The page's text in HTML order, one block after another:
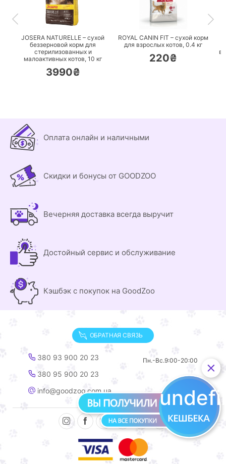
ПЕРЕЙТИ
JOSERA NATURELLE – сухой
беззерновой корм для
стерилизованных и
малоактивных котов, 10 кг
3990₴
ПЕРЕЙТИ
ROYAL CANIN FIT – сухой корм
для взрослых котов, 0.4 кг
220₴
Оплата онлайн и наличными
Скидки и бонусы от GOODZOO
Вечерняя доставка всегда выручит
Достойный сервис и обслуживание
Кэшбэк с покупок на GoodZoo
ОБРАТНАЯ СВЯЗЬ
380 93 900 20 23
380 95 900 20 23
info@goodzoo.com.ua
Пн.-Вс.9:00-20:00